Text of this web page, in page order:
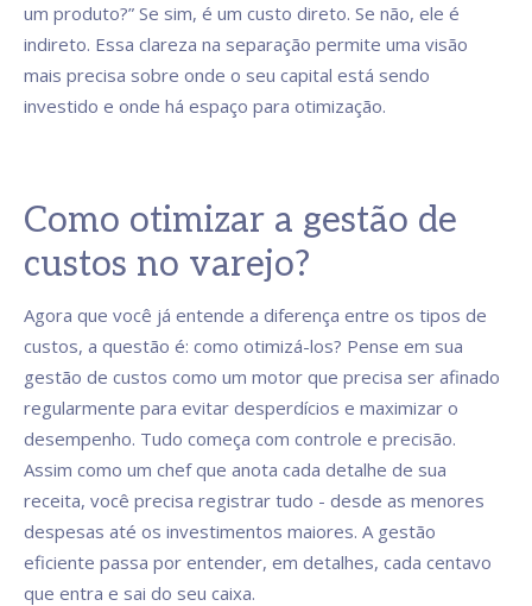
um produto?” Se sim, é um custo direto. Se não, ele é
indireto. Essa clareza na separação permite uma visão
mais precisa sobre onde o seu capital está sendo
investido e onde há espaço para otimização.
Como otimizar a gestão de
custos no varejo?
Agora que você já entende a diferença entre os tipos de
custos, a questão é: como otimizá-los? Pense em sua
gestão de custos como um motor que precisa ser afinado
regularmente para evitar desperdícios e maximizar o
desempenho. Tudo começa com controle e precisão.
Assim como um chef que anota cada detalhe de sua
receita, você precisa registrar tudo - desde as menores
despesas até os investimentos maiores. A gestão
eficiente passa por entender, em detalhes, cada centavo
que entra e sai do seu caixa.